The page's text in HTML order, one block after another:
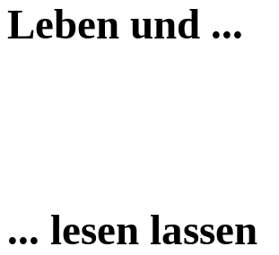
Leben und ...
... lesen lassen